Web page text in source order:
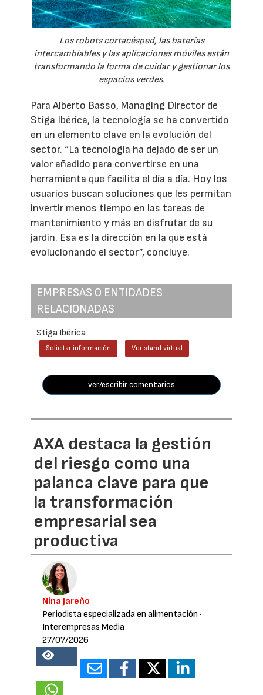
Los robots cortacésped, las baterías
intercambiables y las aplicaciones móviles están
transformando la forma de cuidar y gestionar los
espacios verdes.
Para Alberto Basso, Managing Director de
Stiga Ibérica, la tecnología se ha convertido
en un elemento clave en la evolución del
sector. “La tecnología ha dejado de ser un
valor añadido para convertirse en una
herramienta que facilita el día a día. Hoy los
usuarios buscan soluciones que les permitan
invertir menos tiempo en las tareas de
mantenimiento y más en disfrutar de su
jardín. Esa es la dirección en la que está
evolucionando el sector”, concluye.
EMPRESAS O ENTIDADES
RELACIONADAS
Stiga Ibérica
Solicitar información Ver stand virtual
ver/escribir comentarios
AXA destaca la gestión
del riesgo como una
palanca clave para que
la transformación
empresarial sea
productiva
Nina Jareño
Periodista especializada en alimentación ·
Interempresas Media
27/07/2026
18212